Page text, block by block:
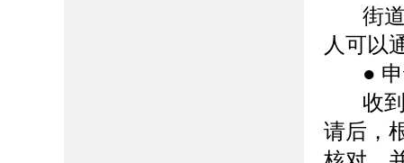
街
人可以
●
收
请后，